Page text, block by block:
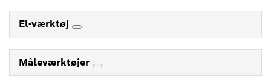
El-værktøj
Måleværktøjer